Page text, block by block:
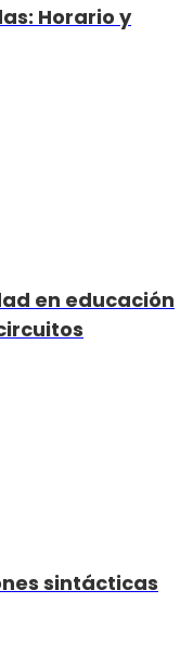
Horario y
en educación
sintácticas